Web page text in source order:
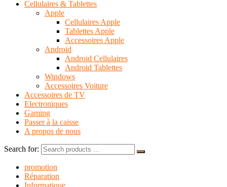
Cellulaires & Tablettes
Apple
Cellulaires Apple
Tablettes Apple
Accessoires Apple
Android
Android Cellulaires
Android Tablettes
Windows
Accessoires Voiture
Accessoires de TV
Electroniques
Gaming
Passer à la caisse
A propos de nous
Search for:
promotion
Réparation